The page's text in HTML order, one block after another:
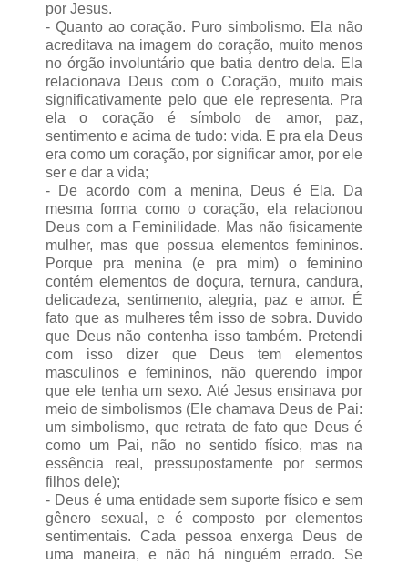
por Jesus.
- Quanto ao coração. Puro simbolismo. Ela não
acreditava na imagem do coração, muito menos
no órgão involuntário que batia dentro dela. Ela
relacionava Deus com o Coração, muito mais
significativamente pelo que ele representa. Pra
ela o coração é símbolo de amor, paz,
sentimento e acima de tudo: vida. E pra ela Deus
era como um coração, por significar amor, por ele
ser e dar a vida;
- De acordo com a menina, Deus é Ela. Da
mesma forma como o coração, ela relacionou
Deus com a Feminilidade. Mas não fisicamente
mulher, mas que possua elementos femininos.
Porque pra menina (e pra mim) o feminino
contém elementos de doçura, ternura, candura,
delicadeza, sentimento, alegria, paz e amor. É
fato que as mulheres têm isso de sobra. Duvido
que Deus não contenha isso também. Pretendi
com isso dizer que Deus tem elementos
masculinos e femininos, não querendo impor
que ele tenha um sexo. Até Jesus ensinava por
meio de simbolismos (Ele chamava Deus de Pai:
um simbolismo, que retrata de fato que Deus é
como um Pai, não no sentido físico, mas na
essência real, pressupostamente por sermos
filhos dele);
- Deus é uma entidade sem suporte físico e sem
gênero sexual, e é composto por elementos
sentimentais. Cada pessoa enxerga Deus de
uma maneira, e não há ninguém errado. Se